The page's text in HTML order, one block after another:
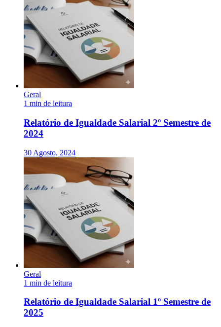
Geral
1 min de leitura
Relatório de Igualdade Salarial 2º Semestre de
2024
30 Agosto, 2024
Geral
1 min de leitura
Relatório de Igualdade Salarial 1º Semestre de
2025